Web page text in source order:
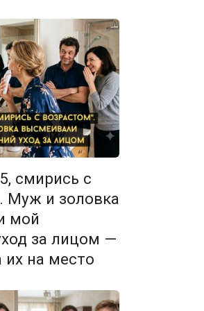
смирись с
Муж и золовка
мой
за лицом —
их на место